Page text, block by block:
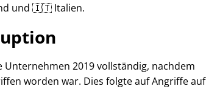
und 🇮🇹 Italien.
2019 vollständig, nachdem
worden war. Dies folgte auf Angriffe auf